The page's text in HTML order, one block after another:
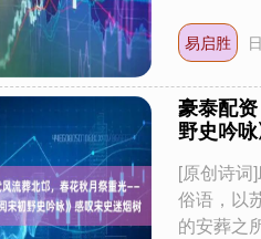
易启胜
豪泰配
野史吟
[原创诗
俗语，以
的安葬之